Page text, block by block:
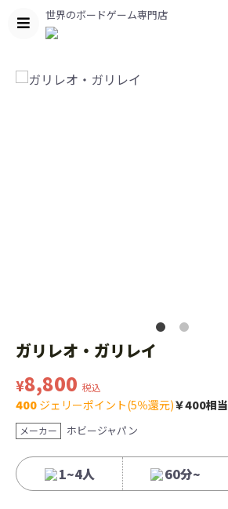
世界のボードゲーム専門店
ガリレオ・ガリレイ
¥8,800 税込
400 ジェリーポイント(5％還元)￥400相当
メーカー ホビージャパン
1~4人 60分~